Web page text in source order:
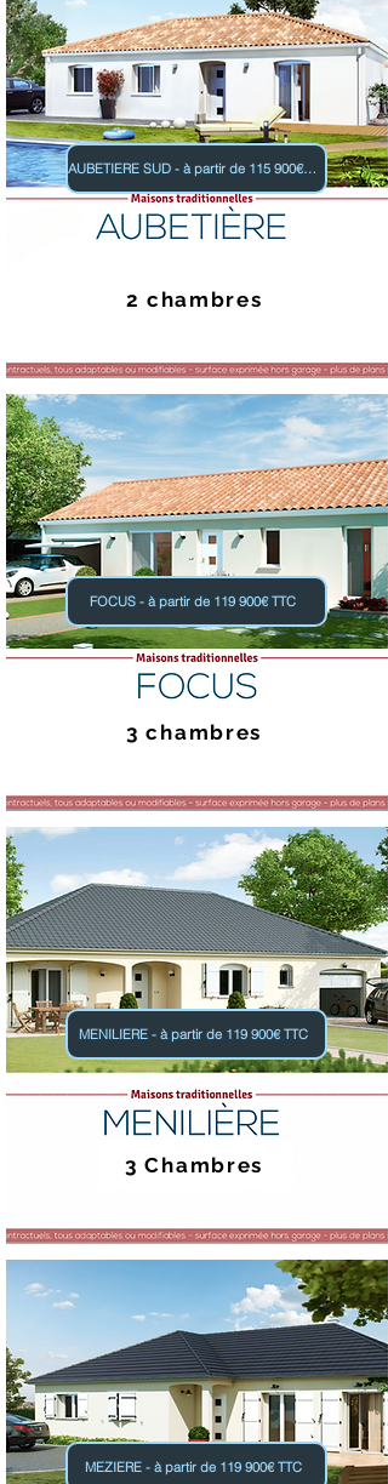
AUBETIERE SUD - à partir de 115 900€ TTC
2 chambres
FOCUS - à partir de 119 900€ TTC
3 chambres
MENILIERE - à partir de 119 900€ TTC
3 Chambres
MEZIERE - à partir de 119 900€ TTC